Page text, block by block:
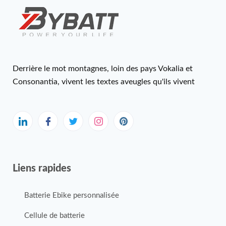
Derrière le mot montagnes, loin des pays Vokalia et
Consonantia, vivent les textes aveugles qu'ils vivent
Liens rapides
Batterie Ebike personnalisée
Cellule de batterie